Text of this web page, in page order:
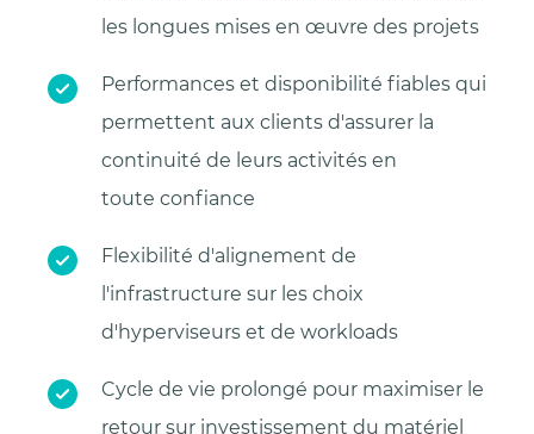
les longues mises en œuvre des projets
Performances et disponibilité fiables qui
permettent aux clients d'assurer la
continuité de leurs activités en
toute confiance
Flexibilité d'alignement de
l'infrastructure sur les choix
d'hyperviseurs et de workloads
Cycle de vie prolongé pour maximiser le
retour sur investissement du matériel